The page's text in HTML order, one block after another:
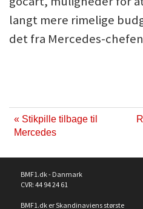
langt mere rimelige
det fra Mercedes-
« Stikpille tilbage til
Mercedes
BMF1.dk - Danmark
CVR: 44 94 24 61
BMF1.dk er Skandinaviens største